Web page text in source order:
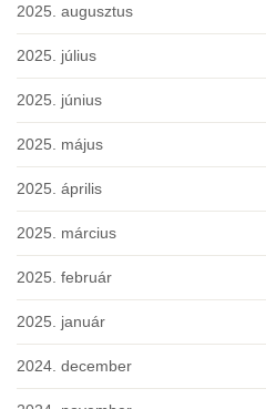
2025. augusztus
2025. július
2025. június
2025. május
2025. április
2025. március
2025. február
2025. január
2024. december